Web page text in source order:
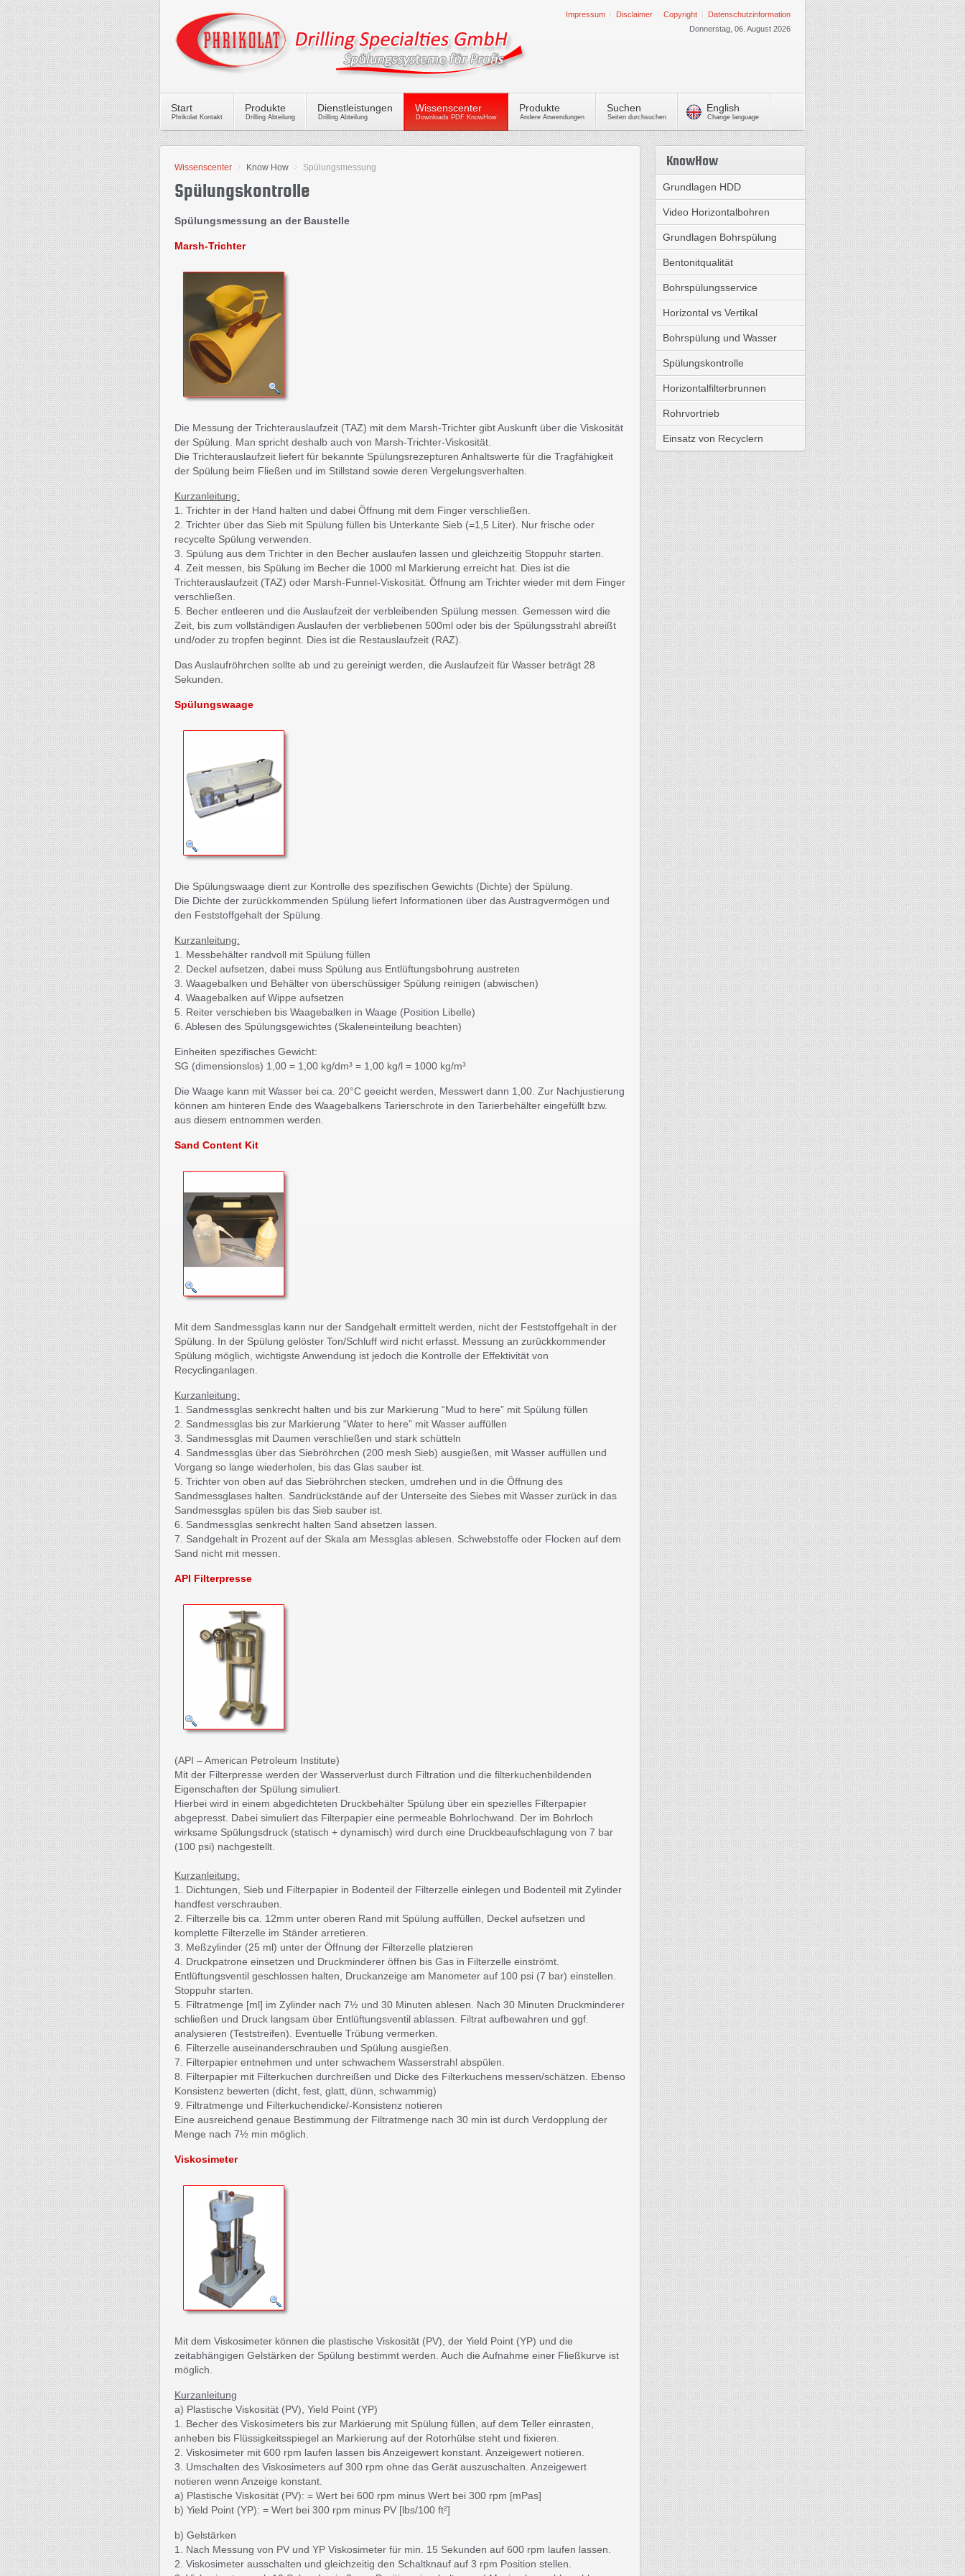
Impressum Disclaimer Copyright
Datenschutzinformation
Donnerstag, 06. August 2026
Start
Phrikolat Kontakt
Produkte
Drilling Abteilung
Dienstleistungen
Drilling Abteilung
Wissenscenter
Downloads PDF KnowHow
Produkte
Andere Anwendungen
Suchen
Seiten durchsuchen
English
Change language
Wissenscenter Know How Spülungsmessung
Spülungskontrolle
Spülungsmessung an der Baustelle
Marsh-Trichter
Die Messung der Trichterauslaufzeit (TAZ) mit dem Marsh-Trichter gibt Auskunft über die Viskosität
der Spülung. Man spricht deshalb auch von Marsh-Trichter-Viskosität.
Die Trichterauslaufzeit liefert für bekannte Spülungsrezepturen Anhaltswerte für die Tragfähigkeit
der Spülung beim Fließen und im Stillstand sowie deren Vergelungsverhalten.
Kurzanleitung:
1. Trichter in der Hand halten und dabei Öffnung mit dem Finger verschließen.
2. Trichter über das Sieb mit Spülung füllen bis Unterkante Sieb (=1,5 Liter). Nur frische oder
recycelte Spülung verwenden.
3. Spülung aus dem Trichter in den Becher auslaufen lassen und gleichzeitig Stoppuhr starten.
4. Zeit messen, bis Spülung im Becher die 1000 ml Markierung erreicht hat. Dies ist die
Trichterauslaufzeit (TAZ) oder Marsh-Funnel-Viskosität. Öffnung am Trichter wieder mit dem Finger
verschließen.
5. Becher entleeren und die Auslaufzeit der verbleibenden Spülung messen. Gemessen wird die
Zeit, bis zum vollständigen Auslaufen der verbliebenen 500ml oder bis der Spülungsstrahl abreißt
und/oder zu tropfen beginnt. Dies ist die Restauslaufzeit (RAZ).
Das Auslaufröhrchen sollte ab und zu gereinigt werden, die Auslaufzeit für Wasser beträgt 28
Sekunden.
Spülungswaage
Die Spülungswaage dient zur Kontrolle des spezifischen Gewichts (Dichte) der Spülung.
Die Dichte der zurückkommenden Spülung liefert Informationen über das Austragvermögen und
den Feststoffgehalt der Spülung.
Kurzanleitung:
1. Messbehälter randvoll mit Spülung füllen
2. Deckel aufsetzen, dabei muss Spülung aus Entlüftungsbohrung austreten
3. Waagebalken und Behälter von überschüssiger Spülung reinigen (abwischen)
4. Waagebalken auf Wippe aufsetzen
5. Reiter verschieben bis Waagebalken in Waage (Position Libelle)
6. Ablesen des Spülungsgewichtes (Skaleneinteilung beachten)
Einheiten spezifisches Gewicht:
SG (dimensionslos) 1,00 = 1,00 kg/dm³ = 1,00 kg/l = 1000 kg/m³
Die Waage kann mit Wasser bei ca. 20°C geeicht werden, Messwert dann 1,00. Zur Nachjustierung
können am hinteren Ende des Waagebalkens Tarierschrote in den Tarierbehälter eingefüllt bzw.
aus diesem entnommen werden.
Sand Content Kit
Mit dem Sandmessglas kann nur der Sandgehalt ermittelt werden, nicht der Feststoffgehalt in der
Spülung. In der Spülung gelöster Ton/Schluff wird nicht erfasst. Messung an zurückkommender
Spülung möglich, wichtigste Anwendung ist jedoch die Kontrolle der Effektivität von
Recyclinganlagen.
Kurzanleitung:
1. Sandmessglas senkrecht halten und bis zur Markierung “Mud to here” mit Spülung füllen
2. Sandmessglas bis zur Markierung “Water to here” mit Wasser auffüllen
3. Sandmessglas mit Daumen verschließen und stark schütteln
4. Sandmessglas über das Siebröhrchen (200 mesh Sieb) ausgießen, mit Wasser auffüllen und
Vorgang so lange wiederholen, bis das Glas sauber ist.
5. Trichter von oben auf das Siebröhrchen stecken, umdrehen und in die Öffnung des
Sandmessglases halten. Sandrückstände auf der Unterseite des Siebes mit Wasser zurück in das
Sandmessglas spülen bis das Sieb sauber ist.
6. Sandmessglas senkrecht halten Sand absetzen lassen.
7. Sandgehalt in Prozent auf der Skala am Messglas ablesen. Schwebstoffe oder Flocken auf dem
Sand nicht mit messen.
API Filterpresse
(API – American Petroleum Institute)
Mit der Filterpresse werden der Wasserverlust durch Filtration und die filterkuchenbildenden
Eigenschaften der Spülung simuliert.
Hierbei wird in einem abgedichteten Druckbehälter Spülung über ein spezielles Filterpapier
abgepresst. Dabei simuliert das Filterpapier eine permeable Bohrlochwand. Der im Bohrloch
wirksame Spülungsdruck (statisch + dynamisch) wird durch eine Druckbeaufschlagung von 7 bar
(100 psi) nachgestellt.
Kurzanleitung:
1. Dichtungen, Sieb und Filterpapier in Bodenteil der Filterzelle einlegen und Bodenteil mit Zylinder
handfest verschrauben.
2. Filterzelle bis ca. 12mm unter oberen Rand mit Spülung auffüllen, Deckel aufsetzen und
komplette Filterzelle im Ständer arretieren.
3. Meßzylinder (25 ml) unter der Öffnung der Filterzelle platzieren
4. Druckpatrone einsetzen und Druckminderer öffnen bis Gas in Filterzelle einströmt.
Entlüftungsventil geschlossen halten, Druckanzeige am Manometer auf 100 psi (7 bar) einstellen.
Stoppuhr starten.
5. Filtratmenge [ml] im Zylinder nach 7½ und 30 Minuten ablesen. Nach 30 Minuten Druckminderer
schließen und Druck langsam über Entlüftungsventil ablassen. Filtrat aufbewahren und ggf.
analysieren (Teststreifen). Eventuelle Trübung vermerken.
6. Filterzelle auseinanderschrauben und Spülung ausgießen.
7. Filterpapier entnehmen und unter schwachem Wasserstrahl abspülen.
8. Filterpapier mit Filterkuchen durchreißen und Dicke des Filterkuchens messen/schätzen. Ebenso
Konsistenz bewerten (dicht, fest, glatt, dünn, schwammig)
9. Filtratmenge und Filterkuchendicke/-Konsistenz notieren
Eine ausreichend genaue Bestimmung der Filtratmenge nach 30 min ist durch Verdopplung der
Menge nach 7½ min möglich.
Viskosimeter
Mit dem Viskosimeter können die plastische Viskosität (PV), der Yield Point (YP) und die
zeitabhängigen Gelstärken der Spülung bestimmt werden. Auch die Aufnahme einer Fließkurve ist
möglich.
Kurzanleitung
a) Plastische Viskosität (PV), Yield Point (YP)
1. Becher des Viskosimeters bis zur Markierung mit Spülung füllen, auf dem Teller einrasten,
anheben bis Flüssigkeitsspiegel an Markierung auf der Rotorhülse steht und fixieren.
2. Viskosimeter mit 600 rpm laufen lassen bis Anzeigewert konstant. Anzeigewert notieren.
3. Umschalten des Viskosimeters auf 300 rpm ohne das Gerät auszuschalten. Anzeigewert
notieren wenn Anzeige konstant.
a) Plastische Viskosität (PV): = Wert bei 600 rpm minus Wert bei 300 rpm [mPas]
b) Yield Point (YP): = Wert bei 300 rpm minus PV [lbs/100 ft²]
b) Gelstärken
1. Nach Messung von PV und YP Viskosimeter für min. 15 Sekunden auf 600 rpm laufen lassen.
2. Viskosimeter ausschalten und gleichzeitig den Schaltknauf auf 3 rpm Position stellen.
KnowHow
Grundlagen HDD
Video Horizontalbohren
Grundlagen Bohrspülung
Bentonitqualität
Bohrspülungsservice
Horizontal vs Vertikal
Bohrspülung und Wasser
Spülungskontrolle
Horizontalfilterbrunnen
Rohrvortrieb
Einsatz von Recyclern